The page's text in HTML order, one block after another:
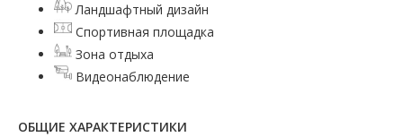
Ландшафтный дизайн
Спортивная площадка
Зона отдыха
Видеонаблюдение
ОБЩИЕ ХАРАКТЕРИСТИКИ